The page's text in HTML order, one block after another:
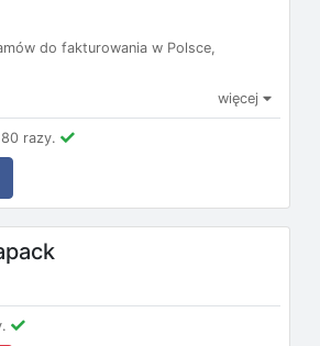
do fakturowania w Polsce,
więcej
razy.